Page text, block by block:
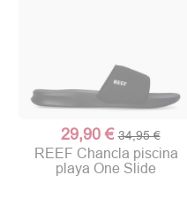
29,90 € 34,95 €
REEF Chancla piscina
playa One Slide